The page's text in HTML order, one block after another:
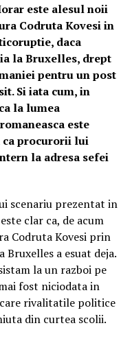
este alesul noii
Codruta Kovesi in
daca
la Bruxelles, drept
pentru un post
Si iata cum, in
la lumea
este
ca procurorii lui
la adresa sefei
scenariu prezentat in
clar ca, de acum
Codruta Kovesi prin
Bruxelles a esuat deja.
la un razboi pe
fost niciodata in
rivalitatile politice
din curtea scolii.